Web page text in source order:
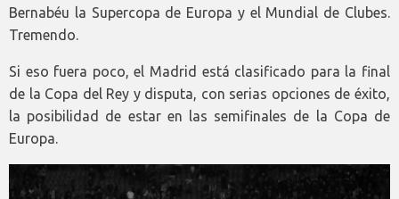
Bernabéu la Supercopa de Europa y el Mundial de Clubes.
Tremendo.
Si eso fuera poco, el Madrid está clasificado para la final
de la Copa del Rey y disputa, con serias opciones de éxito,
la posibilidad de estar en las semifinales de la Copa de
Europa.